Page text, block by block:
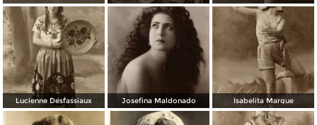
Lucienne Desfassiaux Josefina Maldonado Isabelita Margue